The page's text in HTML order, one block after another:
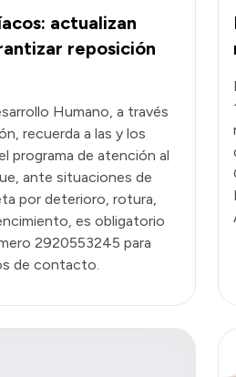
actualizan
reposición
Humano, a través
recuerda a las y los
programa de atención al
ante situaciones de
por deterioro, rotura,
es obligatorio
2920553245 para
de contacto.